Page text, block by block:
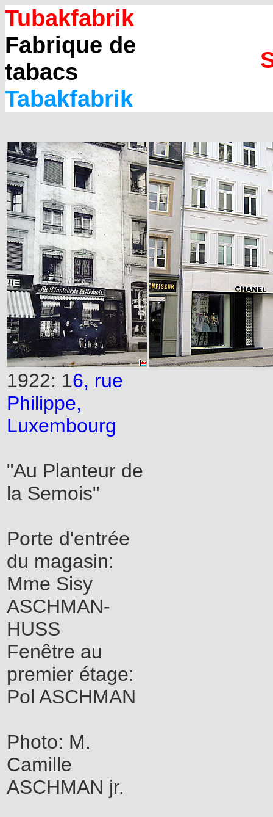
Tubakfabrik
Fabrique de
tabacs
Tabakfabrik
1922: 16, rue
Philippe,
Luxembourg
"Au Planteur de
la Semois"
Porte d'entrée
du magasin:
Mme Sisy
ASCHMAN-
HUSS
Fenêtre au
premier étage:
Pol ASCHMAN
Photo: M.
Camille
ASCHMAN jr.